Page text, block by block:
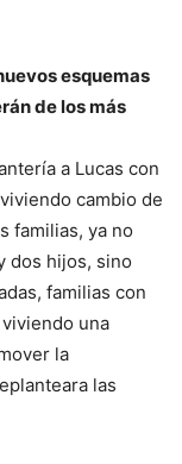
esquemas
de los más
a Lucas con
cambio de
familias, ya no
dos hijos, sino
familias con
una
la
las